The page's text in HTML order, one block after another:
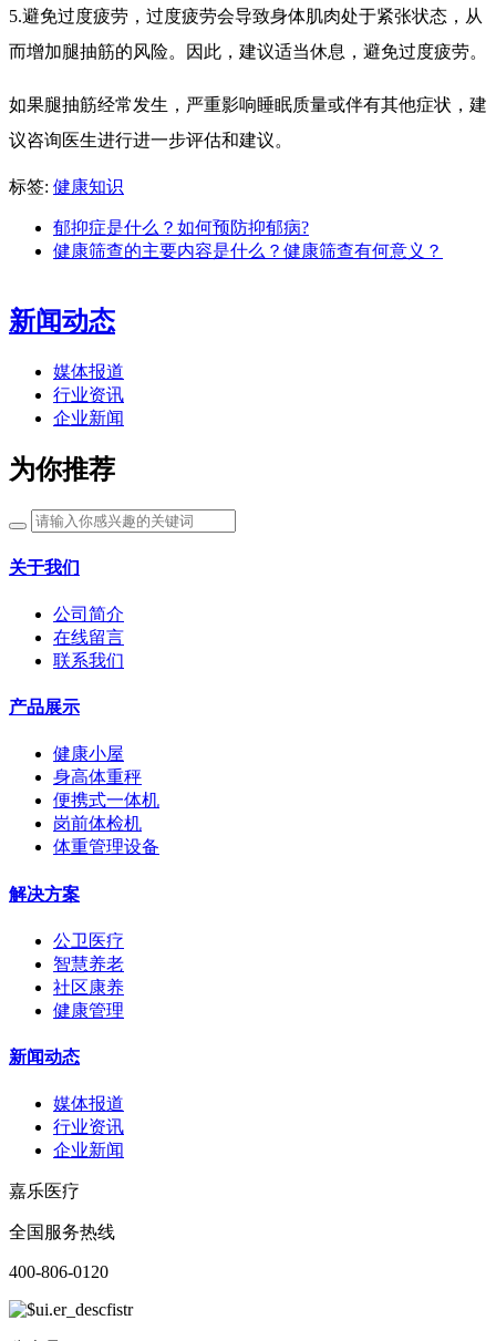
5.避免过度疲劳，过度疲劳会导致身体肌肉处于紧张状态，从
而增加腿抽筋的风险。因此，建议适当休息，避免过度疲劳。
如果腿抽筋经常发生，严重影响睡眠质量或伴有其他症状，建
议咨询医生进行进一步评估和建议。
标签: 健康知识
郁抑症是什么？如何预防抑郁病?
健康筛查的主要内容是什么？健康筛查有何意义？
新闻动态
媒体报道
行业资讯
企业新闻
为你推荐
关于我们
公司简介
在线留言
联系我们
产品展示
健康小屋
身高体重秤
便携式一体机
岗前体检机
体重管理设备
解决方案
公卫医疗
智慧养老
社区康养
健康管理
新闻动态
媒体报道
行业资讯
企业新闻
嘉乐医疗
全国服务热线
400-806-0120